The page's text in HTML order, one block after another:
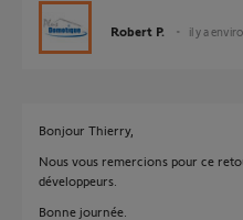
Robert P. il y a
Bonjour Thierry,
Nous vous remercions pour ce
développeurs.
Bonne journée.